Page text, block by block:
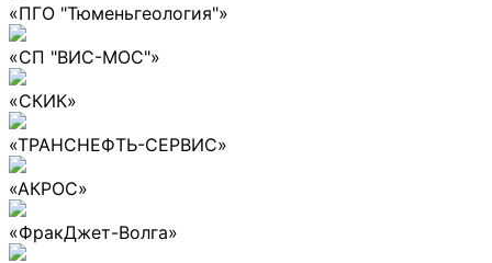
«ПГО "Тюменьгеология"»
«СП "ВИС-МОС"»
«СКИК»
«ТРАНСНЕФТЬ-СЕРВИС»
«АКРОС»
«ФракДжет-Волга»